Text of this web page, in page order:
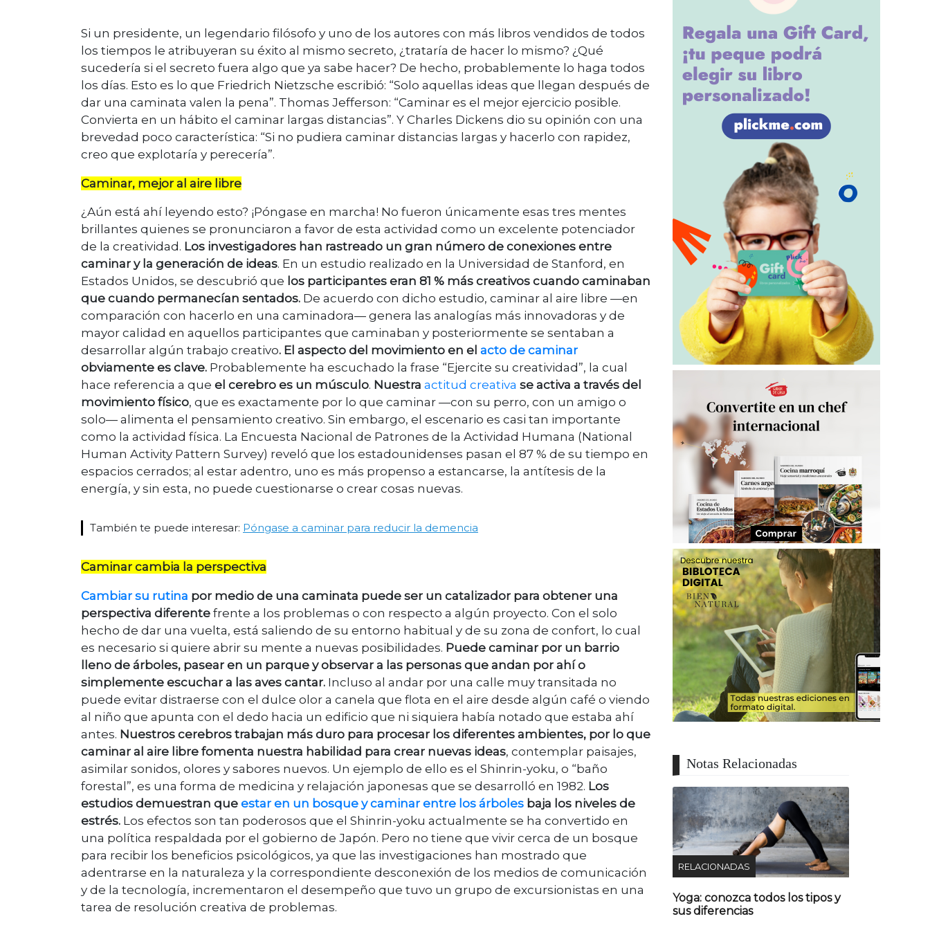
Si un presidente, un legendario filósofo y uno de los autores con más libros vendidos de todos
los tiempos le atribuyeran su éxito al mismo secreto, ¿trataría de hacer lo mismo? ¿Qué
sucedería si el secreto fuera algo que ya sabe hacer? De hecho, probablemente lo haga todos
los días. Esto es lo que Friedrich Nietzsche escribió: “Solo aquellas ideas que llegan después de
dar una caminata valen la pena”. Thomas Jefferson: “Caminar es el mejor ejercicio posible.
Convierta en un hábito el caminar largas distancias”. Y Charles Dickens dio su opinión con una
brevedad poco característica: “Si no pudiera caminar distancias largas y hacerlo con rapidez,
creo que explotaría y perecería”.
Caminar, mejor al aire libre
¿Aún está ahí leyendo esto? ¡Póngase en marcha! No fueron únicamente esas tres mentes
brillantes quienes se pronunciaron a favor de esta actividad como un excelente potenciador
de la creatividad. Los investigadores han rastreado un gran número de conexiones entre
caminar y la generación de ideas. En un estudio realizado en la Universidad de Stanford, en
Estados Unidos, se descubrió que los participantes eran 81 % más creativos cuando caminaban
que cuando permanecían sentados. De acuerdo con dicho estudio, caminar al aire libre —en
comparación con hacerlo en una caminadora— genera las analogías más innovadoras y de
mayor calidad en aquellos participantes que caminaban y posteriormente se sentaban a
desarrollar algún trabajo creativo. El aspecto del movimiento en el acto de caminar
obviamente es clave. Probablemente ha escuchado la frase “Ejercite su creatividad”, la cual
hace referencia a que el cerebro es un músculo. Nuestra actitud creativa se activa a través del
movimiento físico, que es exactamente por lo que caminar —con su perro, con un amigo o
solo— alimenta el pensamiento creativo. Sin embargo, el escenario es casi tan importante
como la actividad física. La Encuesta Nacional de Patrones de la Actividad Humana (National
Human Activity Pattern Survey) reveló que los estadounidenses pasan el 87 % de su tiempo en
espacios cerrados; al estar adentro, uno es más propenso a estancarse, la antítesis de la
energía, y sin esta, no puede cuestionarse o crear cosas nuevas.
También te puede interesar: Póngase a caminar para reducir la demencia
Caminar cambia la perspectiva
Cambiar su rutina por medio de una caminata puede ser un catalizador para obtener una
perspectiva diferente frente a los problemas o con respecto a algún proyecto. Con el solo
hecho de dar una vuelta, está saliendo de su entorno habitual y de su zona de confort, lo cual
es necesario si quiere abrir su mente a nuevas posibilidades. Puede caminar por un barrio
lleno de árboles, pasear en un parque y observar a las personas que andan por ahí o
simplemente escuchar a las aves cantar. Incluso al andar por una calle muy transitada no
puede evitar distraerse con el dulce olor a canela que flota en el aire desde algún café o viendo
al niño que apunta con el dedo hacia un edificio que ni siquiera había notado que estaba ahí
antes. Nuestros cerebros trabajan más duro para procesar los diferentes ambientes, por lo que
caminar al aire libre fomenta nuestra habilidad para crear nuevas ideas, contemplar paisajes,
asimilar sonidos, olores y sabores nuevos. Un ejemplo de ello es el Shinrin-yoku, o “baño
forestal”, es una forma de medicina y relajación japonesas que se desarrolló en 1982. Los
estudios demuestran que estar en un bosque y caminar entre los árboles baja los niveles de
estrés. Los efectos son tan poderosos que el Shinrin-yoku actualmente se ha convertido en
una política respaldada por el gobierno de Japón. Pero no tiene que vivir cerca de un bosque
para recibir los beneficios psicológicos, ya que las investigaciones han mostrado que
adentrarse en la naturaleza y la correspondiente desconexión de los medios de comunicación
y de la tecnología, incrementaron el desempeño que tuvo un grupo de excursionistas en una
tarea de resolución creativa de problemas.
Notas Relacionadas
RELACIONADAS
Yoga: conozca todos los tipos y
sus diferencias